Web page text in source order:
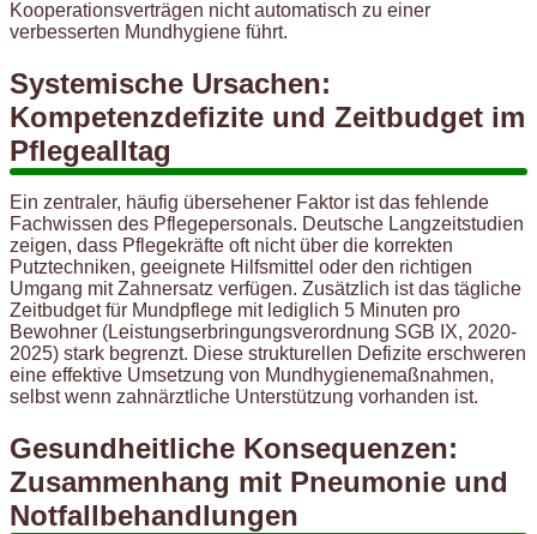
Kooperationsverträgen nicht automatisch zu einer
verbesserten Mundhygiene führt.
Systemische Ursachen:
Kompetenzdefizite und Zeitbudget im
Pflegealltag
Ein zentraler, häufig übersehener Faktor ist das fehlende
Fachwissen des Pflegepersonals. Deutsche Langzeitstudien
zeigen, dass Pflegekräfte oft nicht über die korrekten
Putztechniken, geeignete Hilfsmittel oder den richtigen
Umgang mit Zahnersatz verfügen. Zusätzlich ist das tägliche
Zeitbudget für Mundpflege mit lediglich 5 Minuten pro
Bewohner (Leistungserbringungsverordnung SGB IX, 2020-
2025) stark begrenzt. Diese strukturellen Defizite erschweren
eine effektive Umsetzung von Mundhygienemaßnahmen,
selbst wenn zahnärztliche Unterstützung vorhanden ist.
Gesundheitliche Konsequenzen:
Zusammenhang mit Pneumonie und
Notfallbehandlungen